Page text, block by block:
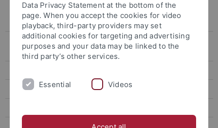
Über uns
Wissenschaftliche Weiterbildung 2028: Fachkräfte in
Zukunftsthemen qualifizieren und neue Bedarfe identifizieren
Abschlüsse
Data Privacy Statement at the bottom of the
page. When you accept the cookies for video
playback, third-party providers may set
additional cookies for targeting and advertising
purposes and your data may be linked to the
third party’s other services.
Essential Videos